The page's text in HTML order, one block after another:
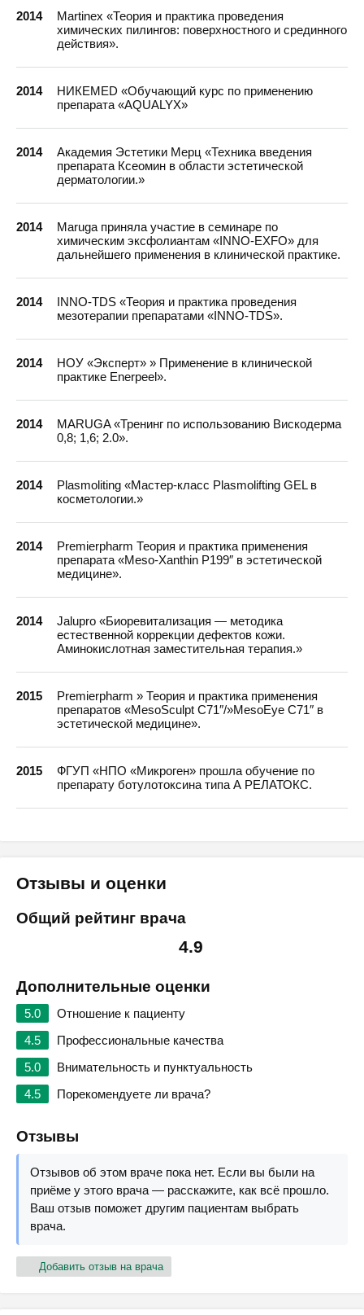
2014
Martinex «Теория и практика проведения
химических пилингов: поверхностного и срединного
действия».
2014
НИКЕMED «Обучающий курс по применению
препарата «AQUALYX»
2014
Академия Эстетики Мерц «Техника введения
препарата Ксеомин в области эстетической
дерматологии.»
2014
Maruga приняла участие в семинаре по
химическим эксфолиантам «INNO-EXFO» для
дальнейшего применения в клинической практике.
2014
INNO-TDS «Теория и практика проведения
мезотерапии препаратами «INNO-TDS».
2014
НОУ «Эксперт» » Применение в клинической
практике Enerpeel».
2014
MARUGA «Тренинг по использованию Вискодерма
0,8; 1,6; 2.0».
2014
Plasmoliting «Мастер-класс Plasmolifting GEL в
косметологии.»
2014
Premierpharm Теория и практика применения
препарата «Meso-Xanthin P199″ в эстетической
медицине».
2014
Jalupro «Биоревитализация — методика
естественной коррекции дефектов кожи.
Аминокислотная заместительная терапия.»
2015
Premierpharm » Теория и практика применения
препаратов «MesoSculpt C71″/»MesoEye C71″ в
эстетической медицине».
2015
ФГУП «НПО «Микроген» прошла обучение по
препарату ботулотоксина типа А РЕЛАТОКС.
Отзывы и оценки
Общий рейтинг врача
4.9
Дополнительные оценки
5.0
Отношение к пациенту
4.5
Профессиональные качества
5.0
Внимательность и пунктуальность
4.5
Порекомендуете ли врача?
Отзывы
Отзывов об этом враче пока нет. Если вы были на
приёме у этого врача — расскажите, как всё прошло.
Ваш отзыв поможет другим пациентам выбрать
врача.
Добавить отзыв на врача